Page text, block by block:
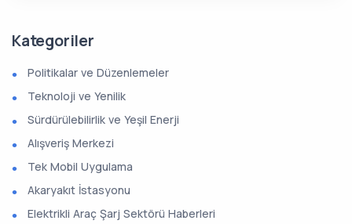
Kategoriler
Politikalar ve Düzenlemeler
Teknoloji ve Yenilik
Sürdürülebilirlik ve Yeşil Enerji
Alışveriş Merkezi
Tek Mobil Uygulama
Akaryakıt İstasyonu
Elektrikli Araç Şarj Sektörü Haberleri